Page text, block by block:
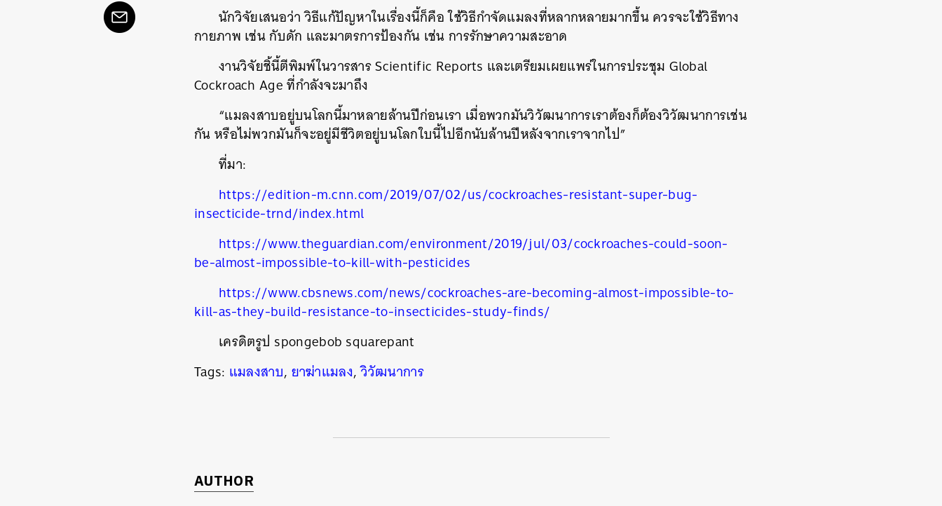
นักวิจัยเสนอว่า วิธีแก้ปัญหาในเรื่องนี้ก็คือใช้วิธีกำจัดแมลงที่หลากหลายมากขึ้นควรจะใช้วิธีทาง
กายภาพ เช่นกับดัก และมาตรการป้องกัน เช่นการรักษาความสะอาด
งานวิจัยชิ้นี้ตีพิมพ์ในวารสารScientific Reports และเตรียมเผยแพร่ในการประชุม Global
Cockroach Ageที่กำลังจะมาถึง
“แมลงสาบอยู่บนโลกนี้มาหลายล้านปีก่อนเรา เมื่อพวกมันวิวัฒนาการเราต้องก็ต้องวิวัฒนาการเช่น
กันหรือไม่พวกมันก็จะอยู่มีชีวิตอยู่บนโลกใบนี้ไปอีกนับล้านปีหลังจากเราจากไป”
ที่มา:
https://edition-m.cnn.com/2019/07/02/us/cockroaches-resistant-super-bug-
insecticide-trnd/index.html
https://www.theguardian.com/environment/2019/jul/03/cockroaches-could-soon-
be-almost-impossible-to-kill-with-pesticides
https://www.cbsnews.com/news/cockroaches-are-becoming-almost-impossible-to-
kill-as-they-build-resistance-to-insecticides-study-finds/
เครดิตรูป spongebob squarepant
Tags: แมลงสาบ, ยาฆ่าแมลง,วิวัฒนาการ
AUTHOR
SHARE TWEET LINE EMAIL